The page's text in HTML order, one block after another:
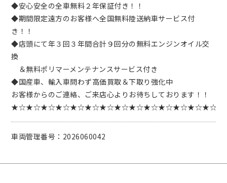
◆安心安全の全車無料２年保証付き！！
◆期間限定遠方のお客様へ全国無料陸送納車サービス付
き！！
◆店頭にて年３回３年間合計９回分の無料エンジンオイル交
換
＆無料ポリマーメンテナンスサービス付き
◆国産車、輸入車問わず高価買取＆下取り強化中
お客様からのご連絡、ご来店心よりお待ちしております！！
★☆★☆★☆★☆★☆★☆★☆★☆★☆★☆★☆★☆★☆★☆
車両管理番号：2026060042